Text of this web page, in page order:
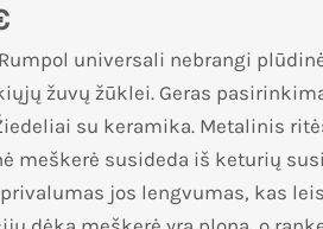
universali nebrangi
žuvų žūklei. Geras
su keramika. Metalinis
meškerė susideda iš keturių
jos lengvumas, kas